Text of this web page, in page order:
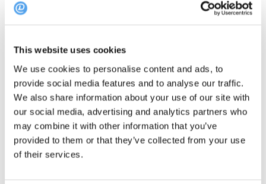
This website uses cookies
We use cookies to personalise content and ads, to
provide social media features and to analyse our traffic.
We also share information about your use of our site with
our social media, advertising and analytics partners who
may combine it with other information that you’ve
provided to them or that they’ve collected from your use
of their services.
wszystkich tych kanałach, utrzymując
wpisu na
planowanie wydarzeń lub po prostu
zarezerwować spotkanie ze specjalistą ds.
wydarzeń.
Help me plan my restaurant events